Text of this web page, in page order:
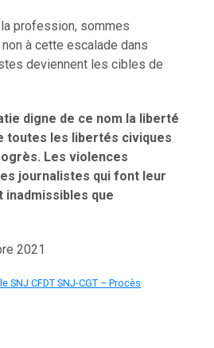
profession, sommes
à cette escalade dans
deviennent les cibles de
digne de ce nom la liberté
toutes les libertés civiques
Les violences
journalistes qui font leur
que
2021
SNJ CFDT SNJ-CGT – Procès